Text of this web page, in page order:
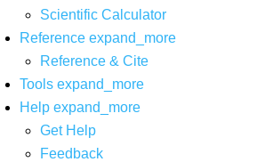
Scientific Calculator
Reference expand_more
Reference & Cite
Tools expand_more
Help expand_more
Get Help
Feedback